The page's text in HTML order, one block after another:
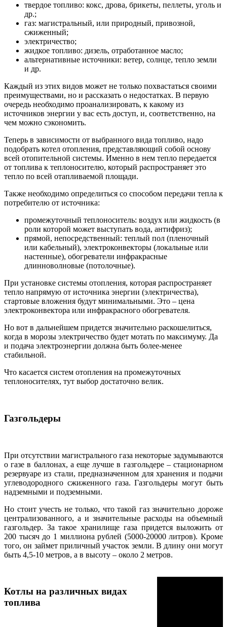
твердое топливо: кокс, дрова, брикеты, пеллеты, уголь и
др.;
газ: магистральный, или природный, привозной,
сжиженный;
электричество;
жидкое топливо: дизель, отработанное масло;
альтернативные источники: ветер, солнце, тепло земли
и др.
Каждый из этих видов может не только похвастаться своими
преимуществами, но и рассказать о недостатках. В первую
очередь необходимо проанализировать, к какому из
источников энергии у вас есть доступ, и, соответственно, на
чем можно сэкономить.
Теперь в зависимости от выбранного вида топливо, надо
подобрать котел отопления, представляющий собой основу
всей отопительной системы. Именно в нем тепло передается
от топлива к теплоносителю, который распространяет это
тепло по всей отапливаемой площади.
Также необходимо определиться со способом передачи тепла к
потребителю от источника:
промежуточный теплоноситель: воздух или жидкость (в
роли которой может выступать вода, антифриз);
прямой, непосредственный: теплый пол (пленочный
или кабельный), электроконвекторы (локальные или
настенные), обогреватели инфракрасные
длинноволновые (потолочные).
При установке системы отопления, которая распространяет
тепло напрямую от источника энергии (электричества),
стартовые вложения будут минимальными. Это – цена
электроконвектора или инфракрасного обогревателя.
Но вот в дальнейшем придется значительно раскошелиться,
когда в морозы электричество будет мотать по максимуму. Да
и подача электроэнергии должна быть более-менее
стабильной.
Что касается систем отопления на промежуточных
теплоносителях, тут выбор достаточно велик.
Газгольдеры
При отсутствии магистрального газа некоторые задумываются
о газе в баллонах, а еще лучше в газгольдере – стационарном
резервуаре из стали, предназначенном для хранения и подачи
углеводородного сжиженного газа. Газгольдеры могут быть
надземными и подземными.
Но стоит учесть не только, что такой газ значительно дороже
централизованного, а и значительные расходы на объемный
газгольдер. За такое хранилище газа придется выложить от
200 тысяч до 1 миллиона рублей (5000-20000 литров). Кроме
того, он займет приличный участок земли. В длину они могут
быть 4,5-10 метров, а в высоту – около 2 метров.
Котлы на различных видах
топлива